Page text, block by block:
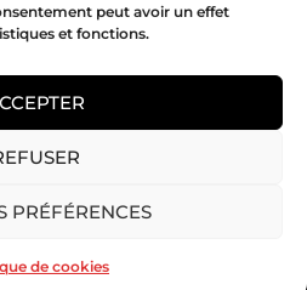
peut avoir un effet
et fonctions.
PRÉFÉRENCES
de cookies